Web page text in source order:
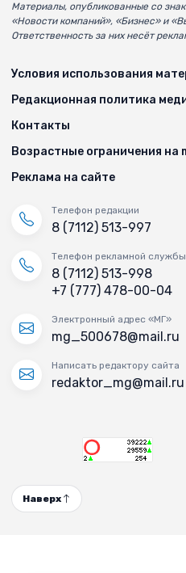
Материалы, опубликованные со
«Новости компаний», «Бизнес» и
Ответственность за них несёт
Условия использования
Редакционная политика
Контакты
Возрастные ограничения на
Реклама на сайте
Телефон редакции
8 (7112) 513-997
Телефон рекламной службы
8 (7112) 513-998
+7 (777) 478-00-04
Электронный адрес «МГ»
mg_500678@mail.ru
Написать редактору сайта
redaktor_mg@mail.ru
Наверх